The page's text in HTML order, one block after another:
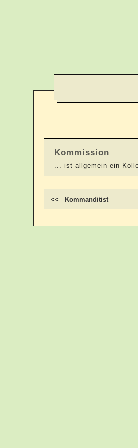
Kommission
... ist allgemein ein
<< Kommanditist